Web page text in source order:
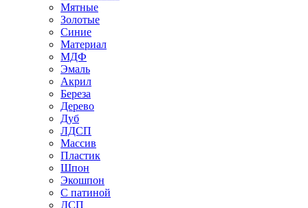
Мятные
Золотые
Синие
Материал
МДФ
Эмаль
Акрил
Береза
Дерево
Дуб
ЛДСП
Массив
Пластик
Шпон
Экошпон
С патиной
ДСП